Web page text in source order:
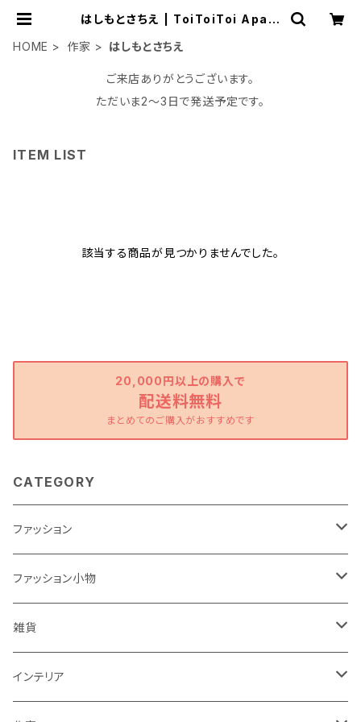
はしもとさちえ | ToiToiToi Apart
HOME
作家 はしもとさちえ
ご来店ありがとうございます。
ただいま2〜3日で発送予定です。
ITEM LIST
該当する商品が見つかりませんでした。
20,000円以上の購入で
配送料無料
まとめてのご購入がおすすめです
CATEGORY
ファッション
ワンピース
トップス
パンツ
ファッション小物
バッグ
ポーチ
雑貨
バスケット
インテリア